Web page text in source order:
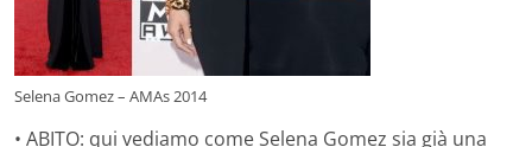
Selena Gomez – AMAs 2014
• ABITO: qui vediamo come Selena Gomez sia già una